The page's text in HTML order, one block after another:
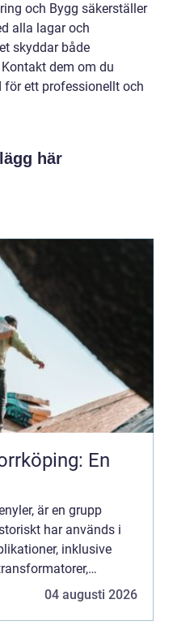
och Bygg säkerställer
alla lagar och
skyddar både
dem om du
för ett professionellt och
här
En
är en grupp
har används i
inklusive
i färger, fogmassor
04 augusti 2026